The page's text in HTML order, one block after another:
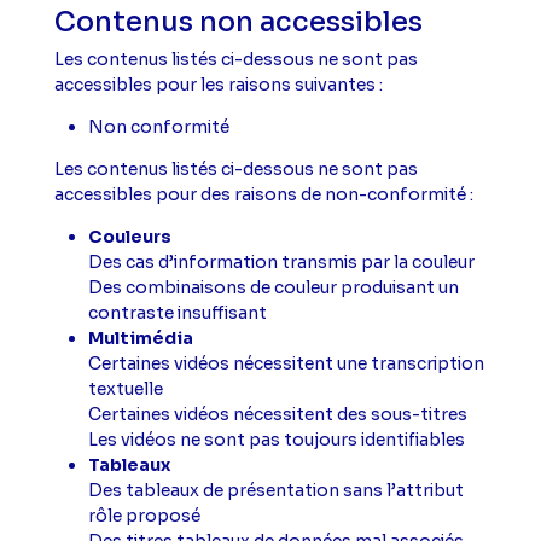
Contenus non accessibles
Les contenus listés ci-dessous ne sont pas
accessibles pour les raisons suivantes :
Non conformité
Les contenus listés ci-dessous ne sont pas
accessibles pour des raisons de non-conformité :
Couleurs
Des cas d’information transmis par la couleur
Des combinaisons de couleur produisant un
contraste insuffisant
Multimédia
Certaines vidéos nécessitent une transcription
textuelle
Certaines vidéos nécessitent des sous-titres
Les vidéos ne sont pas toujours identifiables
Tableaux
Des tableaux de présentation sans l’attribut
rôle proposé